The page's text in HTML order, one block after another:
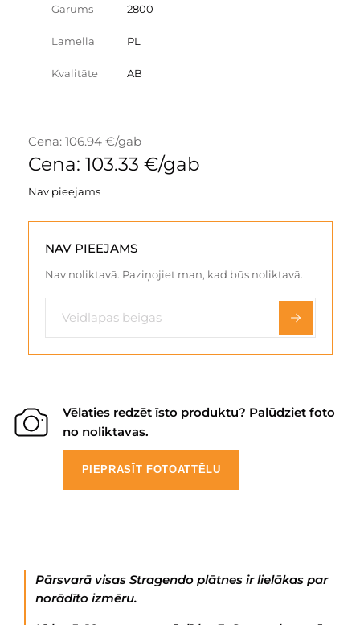
Garums 2800
Lamella PL
Kvalitāte AB
Cena: 106.94 €/gab
Cena: 103.33 €/gab
Nav pieejams
NAV PIEEJAMS
Nav noliktavā. Paziņojiet man, kad būs noliktavā.
Vēlaties redzēt īsto produktu? Palūdziet foto
no noliktavas.
PIEPRASĪT FOTOATTĒLU
Pārsvarā visas Stragendo plātnes ir lielākas par
norādīto izmēru.